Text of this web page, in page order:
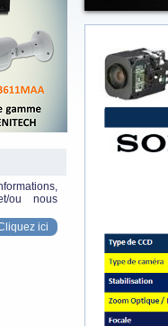
ou nous
ici